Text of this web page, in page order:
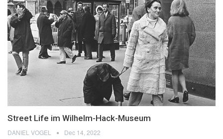
Street Life im Wilhelm-Hack-Museum
DANIEL VOGEL Dec 14, 2022